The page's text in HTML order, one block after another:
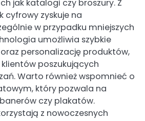
jak katalogi czy broszury. Z
cyfrowy zyskuje na
w przypadku mniejszych
umożliwia szybkie
personalizację produktów,
poszukujących
Warto również wspomnieć o
który pozwala na
czy plakatów.
z nowoczesnych